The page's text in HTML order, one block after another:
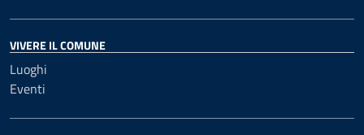
VIVERE IL COMUNE
Luoghi
Eventi